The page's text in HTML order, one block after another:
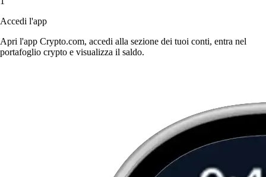
Accedi l'app
Apri l'app Crypto.com, accedi alla sezione dei tuoi conti, entra nel
portafoglio crypto e visualizza il saldo.